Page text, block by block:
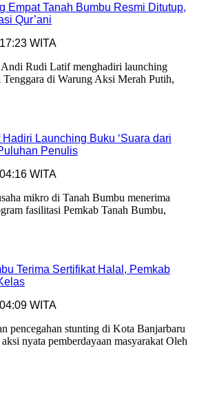
Empat Tanah Bumbu Resmi Ditutup,
Qur’ani
WITA
Launching Buku ‘Suara dari
Penulis
WITA
Terima Sertifikat Halal, Pemkab
WITA